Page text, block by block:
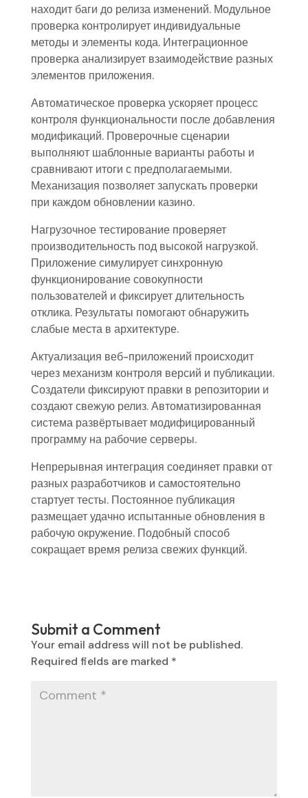
находит баги до релиза изменений. Модульное
проверка контролирует индивидуальные
методы и элементы кода. Интеграционное
проверка анализирует взаимодействие разных
элементов приложения.
Автоматическое проверка ускоряет процесс
контроля функциональности после добавления
модификаций. Проверочные сценарии
выполняют шаблонные варианты работы и
сравнивают итоги с предполагаемыми.
Механизация позволяет запускать проверки
при каждом обновлении казино.
Нагрузочное тестирование проверяет
производительность под высокой нагрузкой.
Приложение симулирует синхронную
функционирование совокупности
пользователей и фиксирует длительность
отклика. Результаты помогают обнаружить
слабые места в архитектуре.
Актуализация веб-приложений происходит
через механизм контроля версий и публикации.
Создатели фиксируют правки в репозитории и
создают свежую релиз. Автоматизированная
система развёртывает модифицированный
программу на рабочие серверы.
Непрерывная интеграция соединяет правки от
разных разработчиков и самостоятельно
стартует тесты. Постоянное публикация
размещает удачно испытанные обновления в
рабочую окружение. Подобный способ
сокращает время релиза свежих функций.
Submit a Comment
Your email address will not be published.
Required fields are marked *